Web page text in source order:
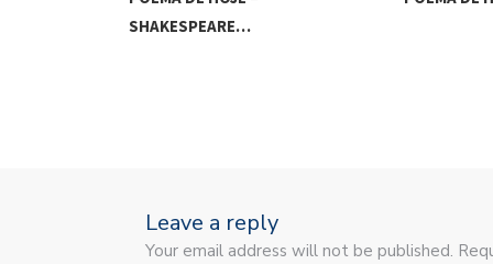
Leave a reply
Your email address will not be published.